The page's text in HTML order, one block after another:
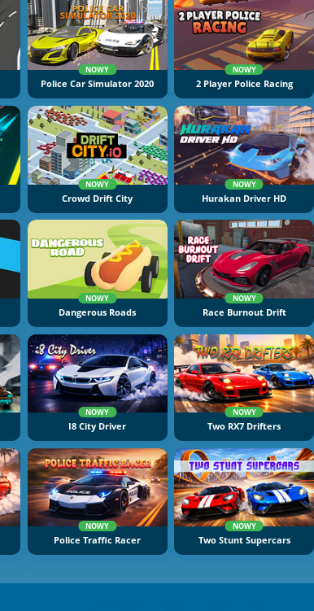
NOWY
Police Car Simulator 2020
NOWY
2 Player Police Racing
NOWY
Crowd Drift City
NOWY
Hurakan Driver HD
NOWY
Dangerous Roads
NOWY
Race Burnout Drift
NOWY
I8 City Driver
NOWY
Two RX7 Drifters
NOWY
Police Traffic Racer
NOWY
Two Stunt Supercars